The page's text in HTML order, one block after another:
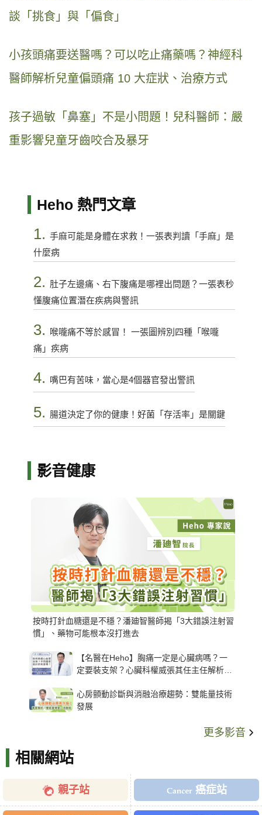
談「挑食」與「偏食」
小孩頭痛要送醫嗎？可以吃止痛藥嗎？神經科
醫師解析兒童偏頭痛 10 大症狀、治療方式
孩子過敏「鼻塞」不是小問題！兒科醫師：嚴
重影響兒童牙齒咬合及暴牙
Heho 熱門文章
1. 手麻可能是身體在求救！一張表判讀「手麻」是
什麼病
2. 肚子左邊痛、右下腹痛是哪裡出問題？一張表秒
懂腹痛位置潛在疾病與警訊
3.
喉嚨痛不等於感冒！ 一張圖辨別四種「喉嚨
痛」疾病
4. 嘴巴有苦味，當心是4個器官發出警訊
5. 腸道決定了你的健康！好菌「存活率」是關鍵
影音健康
按時打針血糖還是不穩？潘廸智醫師揭「3大錯誤注射習
慣」、藥物可能根本沒打進去
【名醫在Heho】胸痛一定是心臟病嗎？一
定要裝支架？心臟科權威張其任主任解析支
心房顫動診斷與消融治療趨勢：雙能量技術
發展
更多影音
相關網站
親子站 癌症站